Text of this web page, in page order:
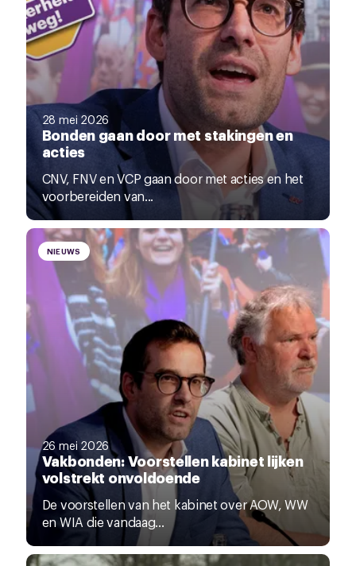
28 mei 2026
Bonden gaan door met stakingen en
acties
CNV, FNV en VCP gaan door met acties en het
voorbereiden van...
NIEUWS
26 mei 2026
Vakbonden: Voorstellen kabinet lijken
volstrekt onvoldoende
De voorstellen van het kabinet over AOW, WW
en WIA die vandaag...